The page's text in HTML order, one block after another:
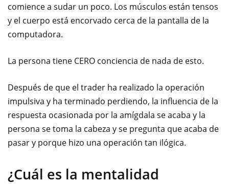
comience a sudar un poco. Los músculos están tensos
y el cuerpo está encorvado cerca de la pantalla de la
computadora.
La persona tiene CERO conciencia de nada de esto.
Después de que el trader ha realizado la operación
impulsiva y ha terminado perdiendo, la influencia de la
respuesta ocasionada por la amígdala se acaba y la
persona se toma la cabeza y se pregunta que acaba de
pasar y porque hizo una operación tan ilógica.
¿Cuál es la mentalidad